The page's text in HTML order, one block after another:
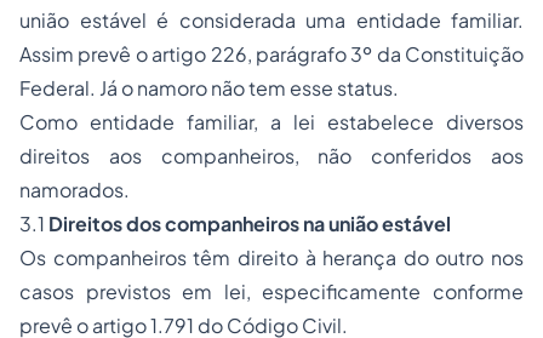
união estável é considerada uma entidade familiar.
Assim prevê o artigo 226, parágrafo 3º da Constituição
Federal. Já o namoro não tem esse status.
Como entidade familiar, a lei estabelece diversos
direitos aos companheiros, não conferidos aos
namorados.
3.1 Direitos dos companheiros na união estável
Os companheiros têm direito à herança do outro nos
casos previstos em lei, especificamente conforme
prevê o artigo 1.791 do Código Civil.